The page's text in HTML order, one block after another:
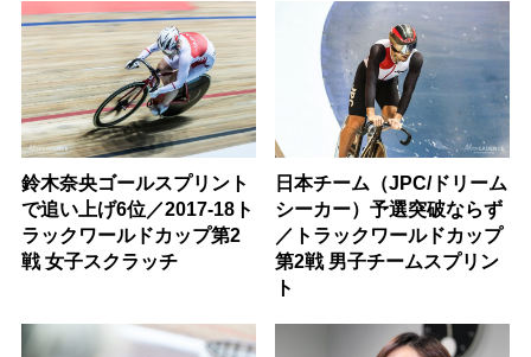
鈴木奈央ゴールスプリント
で追い上げ6位／2017-18ト
ラックワールドカップ第2
戦 女子スクラッチ
日本チーム（JPC/ドリーム
シーカー）予選突破ならず
／トラックワールドカップ
第2戦 男子チームスプリン
ト